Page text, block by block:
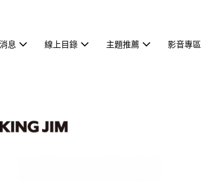
息 線上目錄 主題推薦 影音專區